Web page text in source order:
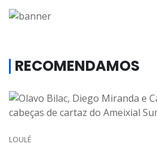
RECOMENDAMOS
LOULÉ